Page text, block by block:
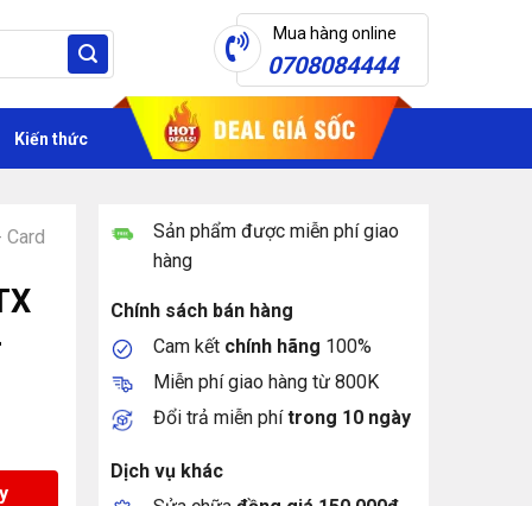
Mua hàng online
0708084444
Kiến thức
Card
Sản phẩm được miễn phí giao
hàng
Chính sách bán hàng
Cam kết chính hãng 100%
Miễn phí giao hàng từ 800K
Đổi trả miễn phítrong 10 ngày
Dịch vụ khác